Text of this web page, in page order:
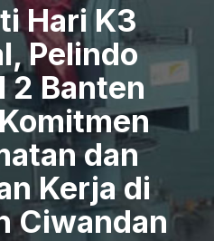
Hari K3
Pelindo
2 Banten
dan
Kerja di
Ciwandan